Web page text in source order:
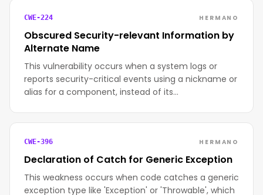
CWE-224 HERMANO
Obscured Security-relevant Information by
Alternate Name
This vulnerability occurs when a system logs or
reports security-critical events using a nickname or
alias for a component, instead of its…
CWE-396 HERMANO
Declaration of Catch for Generic Exception
This weakness occurs when code catches a generic
exception type like 'Exception' or 'Throwable', which